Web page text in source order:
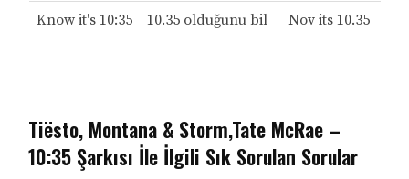
Know it's 10:35 10.35 olduğunu bil Nov its 10.35
Tiësto, Montana & Storm,Tate McRae –
10:35 Şarkısı İle İlgili Sık Sorulan Sorular